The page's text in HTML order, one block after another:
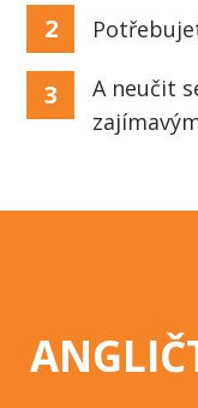
2
3
A neučit